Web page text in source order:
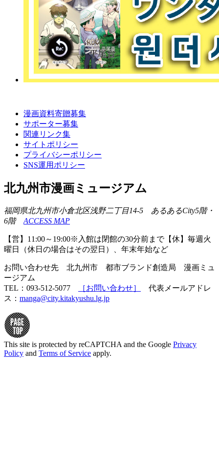
漫画資料寄贈募集
サポーター募集
関連リンク集
サイトポリシー
プライバシーポリシー
SNS運用ポリシー
北九州市漫画ミュージアム
福岡県北九州市小倉北区浅野二丁目14-5 あるあるCity5階・
6階 ACCESS MAP
【営】11:00～19:00※入館は閉館の30分前まで【休】毎週火
曜日（休日の場合はその翌日）、年末年始など
お問い合わせ先 北九州市 都市ブランド創造局 漫画ミュ
ージアム
TEL：093-512-5077
［お問い合わせ］
代表メールアドレ
ス： manga@city.kitakyushu.lg.jp
This site is protected by reCAPTCHA and the Google Privacy
Policy and Terms of Service apply.